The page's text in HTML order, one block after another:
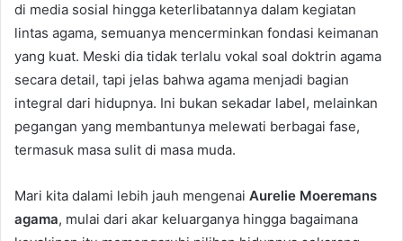
di media sosial hingga keterlibatannya dalam kegiatan
lintas agama, semuanya mencerminkan fondasi keimanan
yang kuat. Meski dia tidak terlalu vokal soal doktrin agama
secara detail, tapi jelas bahwa agama menjadi bagian
integral dari hidupnya. Ini bukan sekadar label, melainkan
pegangan yang membantunya melewati berbagai fase,
termasuk masa sulit di masa muda.
Mari kita dalami lebih jauh mengenai Aurelie Moeremans
agama, mulai dari akar keluarganya hingga bagaimana